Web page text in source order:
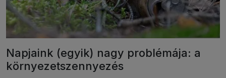
Napjaink (egyik) nagy problémája: a
környezetszennyezés